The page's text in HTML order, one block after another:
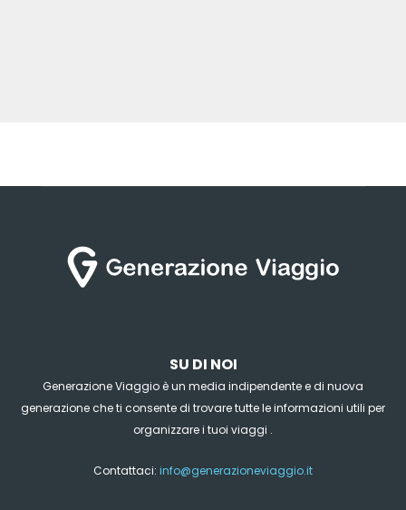
SU DI NOI
Generazione Viaggio è un media indipendente e di nuova
generazione che ti consente di trovare tutte le informazioni utili per
organizzare i tuoi viaggi .
Contattaci: info@generazioneviaggio.it